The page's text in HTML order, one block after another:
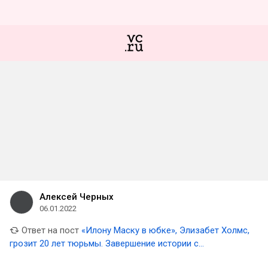
Алексей Черных
06.01.2022
Ответ на пост «Илону Маску в юбке», Элизабет Холмс,
грозит 20 лет тюрьмы. Завершение истории с